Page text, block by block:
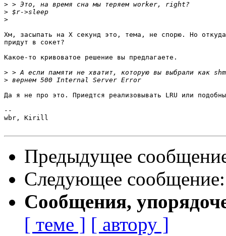
>
>
>
Хм, засыпать на Х секунд это, тема, не спорю. Но
придут в сокет?
Какое-то кривоватое решение вы предлагаете.
>
>
Да я не про это. Приедтся реализовывать LRU или
--
wbr, Kirill
Предыдущее
Следующее
Сообщения,
[ теме ] [ автору ]